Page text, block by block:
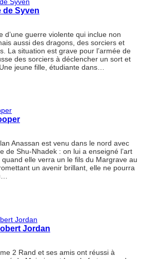
de Syven
d’une guerre violente qui inclue non
aussi des dragons, des sorciers et
La situation est grave pour l’armée de
des sorciers à déclencher un sort et
jeune fille, étudiante dans…
Anassan est venu dans le nord avec
de Shu-Nhadek : on lui a enseigné l’art
elle verra un le fils du Margrave au
un avenir brillant, elle ne pourra
Jordan
2 Rand et ses amis ont réussi à